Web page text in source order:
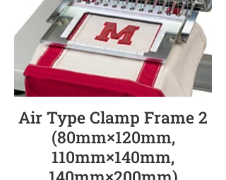
Air Type Clamp Frame 2
(80mm×120mm,
110mm×140mm,